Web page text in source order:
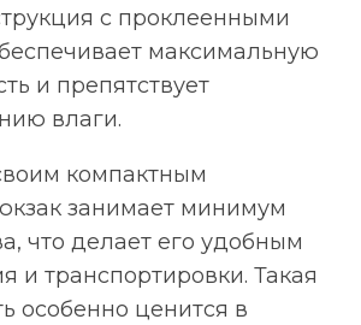
с проклеенными
максимальную
и препятствует
влаги.
компактным
занимает минимум
что делает его удобным
и транспортировки. Такая
особенно ценится в